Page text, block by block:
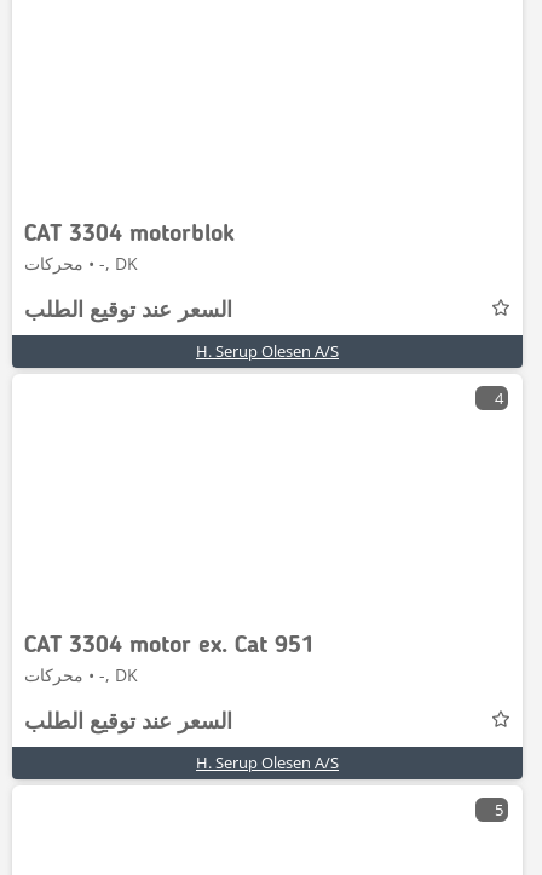
CAT 3304 motorblok
محركات • -, DK
السعر عند توقيع الطلب
H. Serup Olesen A/S
4
CAT 3304 motor ex. Cat 951
محركات • -, DK
السعر عند توقيع الطلب
H. Serup Olesen A/S
5